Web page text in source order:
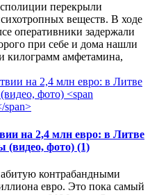
перекрыли
веществ. В ходе
оперативники задержали
при себе и дома нашли
килограмм амфетамина,
на 2,4 млн евро: в Литве
(видео, фото) (1)
контрабандными
евро. Это пока самый